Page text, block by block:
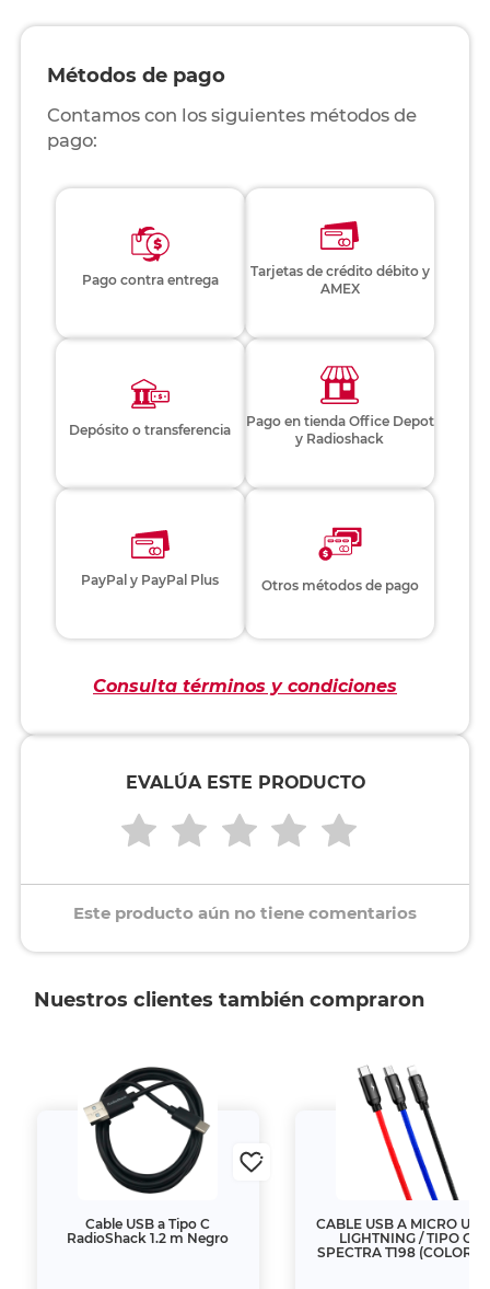
Métodos de pago
Contamos con los siguientes métodos de
pago:
Pago contra entrega
Tarjetas de crédito débito y
AMEX
Depósito o transferencia
Pago en tienda Office Depot
y Radioshack
PayPal y PayPal Plus Otros métodos de pago
Consulta términos y condiciones
EVALÚA ESTE PRODUCTO
Este producto aún no tiene comentarios
Nuestros clientes también compraron
Cable USB a Tipo C
RadioShack 1.2 m Negro
CABLE USB A MICRO
LIGHTNING / TIPO C
SPECTRA T198